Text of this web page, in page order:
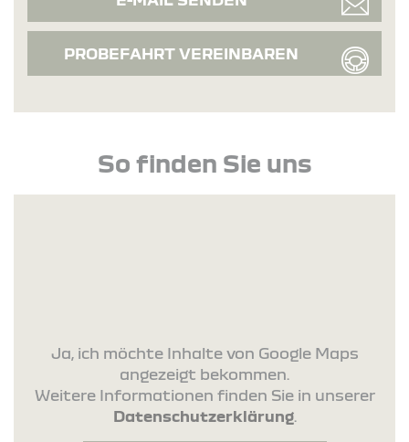
PROBEFAHRT VEREINBAREN
So finden Sie uns
Ja, ich möchte Inhalte von Google Maps
angezeigt bekommen.
Weitere Informationen finden Sie in unserer
Datenschutzerklärung.